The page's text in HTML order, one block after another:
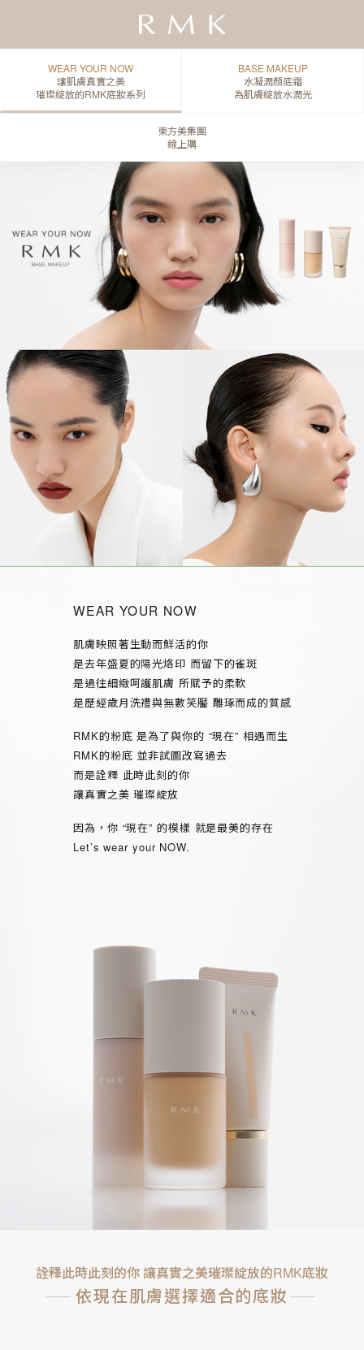
WEAR YOUR NOW
讓肌膚真實之美
璀璨綻放的RMK底妝系列
BASE MAKEUP
水凝潤顏底霜
為肌膚綻放水潤光
東方美集團
線上購
WEAR YOUR NOW
肌膚映照著生動而鮮活的你
是去年盛夏的陽光烙印 而留下的雀斑
是過往細緻呵護肌膚 所賦予的柔軟
是歷經歲月洗禮與無數笑靨 雕琢而成的質感
RMK的粉底 是為了與你的 “現在” 相遇而生
RMK的粉底 並非試圖改寫過去
而是詮釋 此時此刻的你
讓真實之美 璀璨綻放
因為，你 “現在” 的模樣 就是最美的存在
Let’s wear your NOW.
詮釋此時此刻的你 讓真實之美璀璨綻放的RMK底妝
依現在肌膚選擇適合的底妝